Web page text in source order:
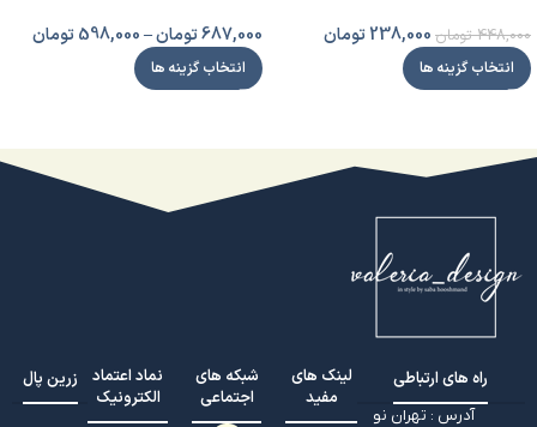
448,000 تومان 238,000تومان
انتخاب گزینه ها
687,000تومان–
598,000تومان
انتخاب گزینه ها
راه های ارتباطی
آدرس : تهران نو
لینک های
مفید
شبکه های
اجتماعی
نماد اعتماد
الکترونیک
زرین پال